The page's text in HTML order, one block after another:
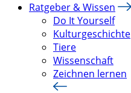
Ratgeber & Wissen
Do It Yourself
Kulturgeschichte
Tiere
Wissenschaft
Zeichnen lernen